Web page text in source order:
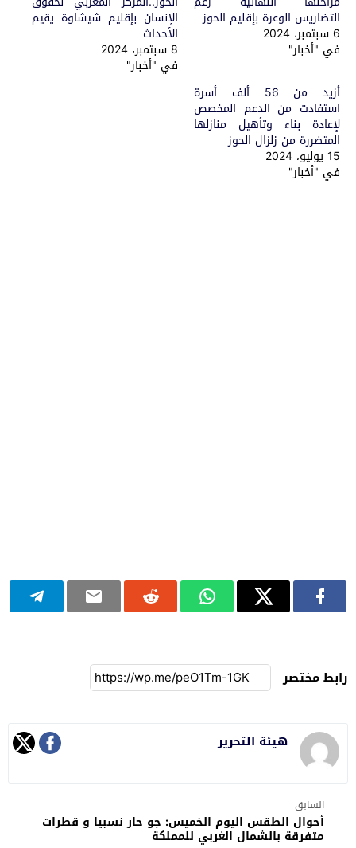
التضاريس الوعرة بإقليم الحوز
6 سبتمبر، 2024
في "أخبار"
الإنسان بإقليم شيشاوة يقيم
الأحداث
8 سبتمبر، 2024
في "أخبار"
أزيد من 56 ألف أسرة
استفادت من الدعم المخصص
لإعادة بناء وتأهيل منازلها
المتضررة من زلزال الحوز
15 يوليو، 2024
في "أخبار"
رابط مختصر
هيئة التحرير
السابق
أحوال الطقس اليوم الخميس: جو حار نسبيا و قطرات
متفرقة بالشمال الغربي للمملكة